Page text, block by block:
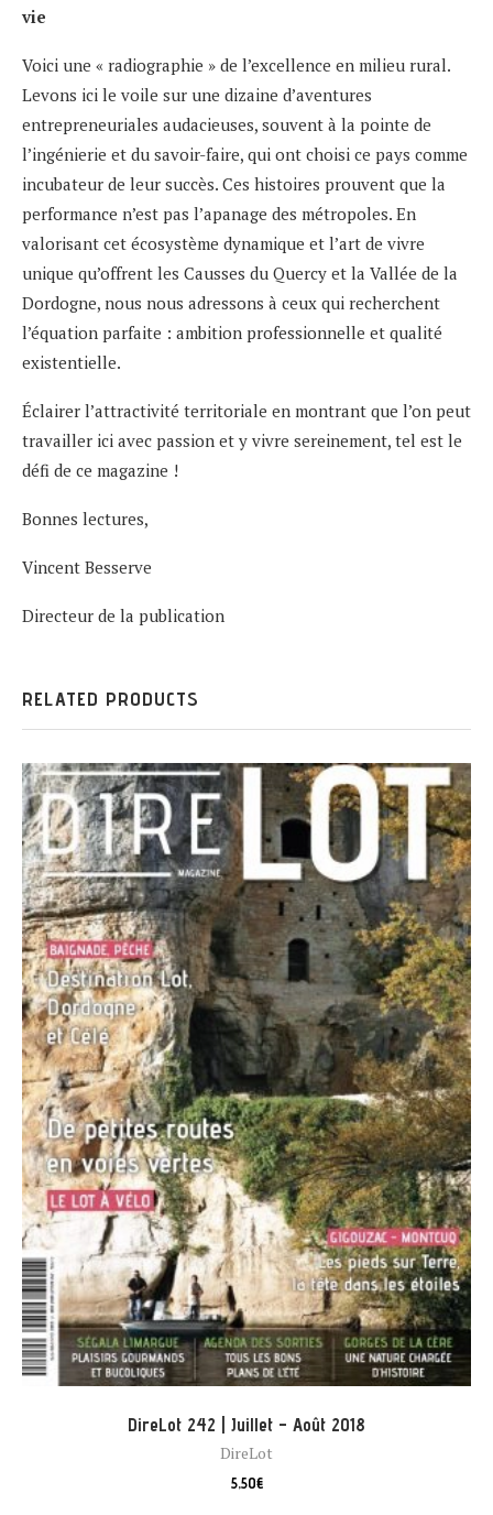
vie
Voici une « radiographie » de l’excellence en milieu rural.
Levons ici le voile sur une dizaine d’aventures
entrepreneuriales audacieuses, souvent à la pointe de
l’ingénierie et du savoir-faire, qui ont choisi ce pays comme
incubateur de leur succès. Ces histoires prouvent que la
performance n’est pas l’apanage des métropoles. En
valorisant cet écosystème dynamique et l’art de vivre
unique qu’offrent les Causses du Quercy et la Vallée de la
Dordogne, nous nous adressons à ceux qui recherchent
l’équation parfaite : ambition professionnelle et qualité
existentielle.
Éclairer l’attractivité territoriale en montrant que l’on peut
travailler ici avec passion et y vivre sereinement, tel est le
défi de ce magazine !
Bonnes lectures,
Vincent Besserve
Directeur de la publication
RELATED PRODUCTS
DireLot 242 | Juillet – Août 2018
DireLot
5,50€